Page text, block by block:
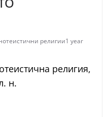
религии1 year
религия,
н.